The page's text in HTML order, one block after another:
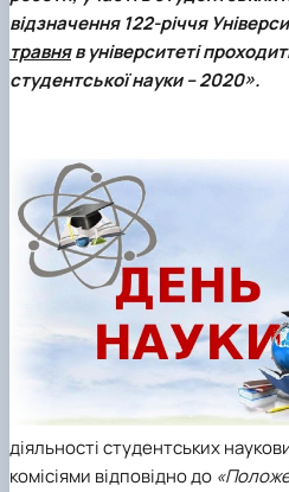
Науковий гурток
міжособистісної та
Науковий гурток
відзначення 122-річчя
травняв університеті
студентської науки – 2020».
діяльності студентських
комісіями відповідно до